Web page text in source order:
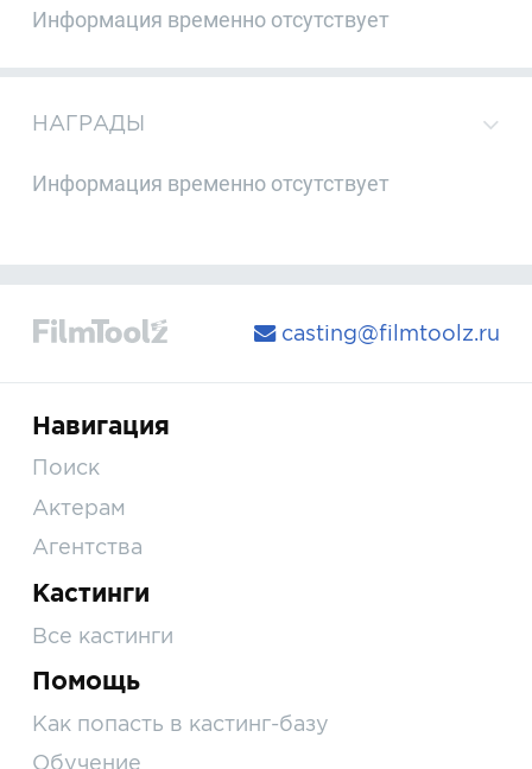
Информация временно отсутствует
НАГРАДЫ
Информация временно отсутствует
casting@filmtoolz.ru
Навигация
Поиск
Актерам
Агентства
Кастинги
Все кастинги
Помощь
Как попасть в кастинг-базу
Обучение